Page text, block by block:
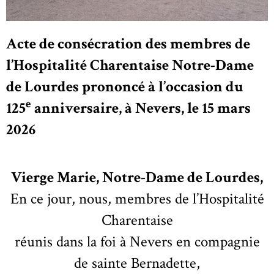
Acte de consécration des membres de
l’Hospitalité Charentaise Notre-Dame
de Lourdes prononcé à l’occasion du
125e anniversaire, à Nevers, le 15 mars
2026
Vierge Marie, Notre-Dame de Lourdes,
En ce jour, nous, membres de l’Hospitalité
Charentaise
réunis dans la foi à Nevers en compagnie
de sainte Bernadette,